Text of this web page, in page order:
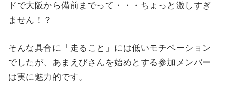
ドで大阪から備前までって・・・ちょっと激しすぎ
ません！？
そんな具合に「走ること」には低いモチベーション
でしたが、あまえびさんを始めとする参加メンバー
は実に魅力的です。